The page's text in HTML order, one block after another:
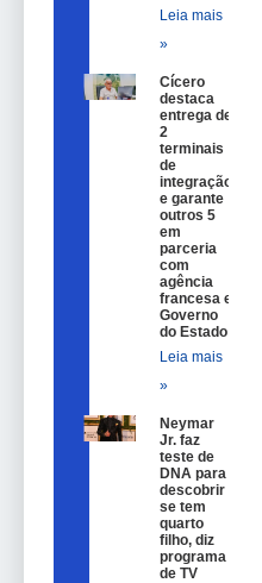
Leia mais
»
Cícero
destaca
entrega de
2
terminais
de
integração
e garante
outros 5
em
parceria
com
agência
francesa e
Governo
do Estado
Leia mais
»
Neymar
Jr. faz
teste de
DNA para
descobrir
se tem
quarto
filho, diz
programa
de TV